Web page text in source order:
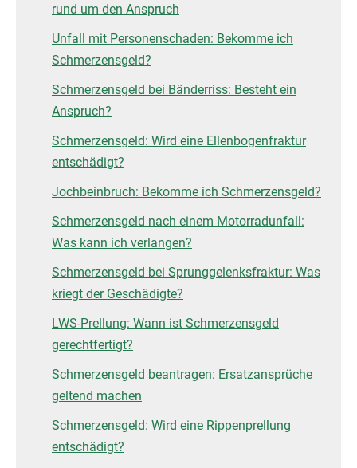
rund um den Anspruch
Unfall mit Personenschaden: Bekomme ich
Schmerzensgeld?
Schmerzensgeld bei Bänderriss: Besteht ein
Anspruch?
Schmerzensgeld: Wird eine Ellenbogenfraktur
entschädigt?
Jochbeinbruch: Bekomme ich Schmerzensgeld?
Schmerzensgeld nach einem Motorradunfall:
Was kann ich verlangen?
Schmerzensgeld bei Sprunggelenksfraktur: Was
kriegt der Geschädigte?
LWS-Prellung: Wann ist Schmerzensgeld
gerechtfertigt?
Schmerzensgeld beantragen: Ersatzansprüche
geltend machen
Schmerzensgeld: Wird eine Rippenprellung
entschädigt?